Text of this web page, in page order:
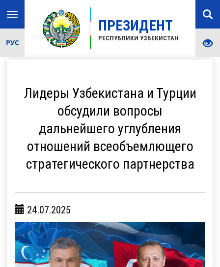
ПРЕЗИДЕНТ
РЕСПУБЛИКИ УЗБЕКИСТАН
Toggle
navigation
РУС
Лидеры Узбекистана и Турции
обсудили вопросы
дальнейшего углубления
отношений всеобъемлющего
стратегического партнерства
24.07.2025